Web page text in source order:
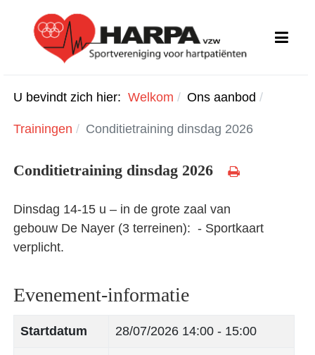
U bevindt zich hier: Welkom Ons aanbod
Trainingen Conditietraining dinsdag 2026
Conditietraining dinsdag 2026
Dinsdag 14-15 u – in de grote zaal van
gebouw De Nayer (3 terreinen): - Sportkaart
verplicht.
Evenement-informatie
Startdatum 28/07/2026 14:00 - 15:00